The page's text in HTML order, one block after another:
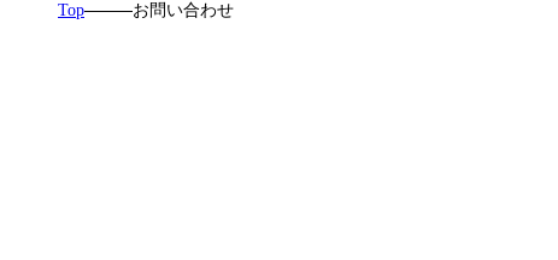
Top お問い合わせ